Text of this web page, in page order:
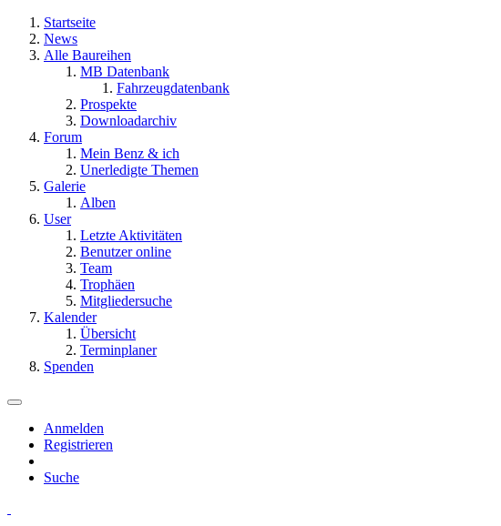
Startseite
News
Alle Baureihen
MB Datenbank
Fahrzeugdatenbank
Prospekte
Downloadarchiv
Forum
Mein Benz & ich
Unerledigte Themen
Galerie
Alben
User
Letzte Aktivitäten
Benutzer online
Team
Trophäen
Mitgliedersuche
Kalender
Übersicht
Terminplaner
Spenden
Anmelden
Registrieren
Suche